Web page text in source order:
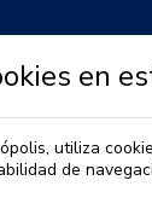
en
utiliza
de